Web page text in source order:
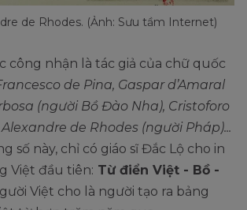
de Rhodes. (Ảnh: Sưu tầm Internet)
công nhận là tác giả của chữ quốc
de Pina, Gaspar d’Amaral
(người Bồ Đào Nha), Cristoforo
de Rhodes (người Pháp)...
số này, chỉ có giáo sĩ Đắc Lộ cho in
Việt đầu tiên: Từ điển Việt - Bồ -
Việt cho là người tạo ra bảng